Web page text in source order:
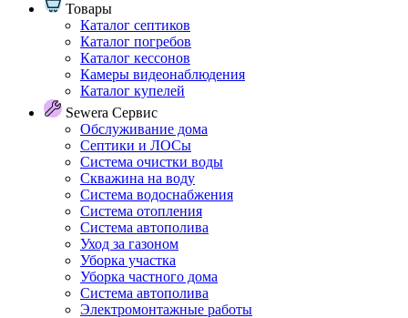
Товары
Каталог септиков
Каталог погребов
Каталог кессонов
Камеры видеонаблюдения
Каталог купелей
Sewera Сервис
Обслуживание дома
Септики и ЛОСы
Система очистки воды
Скважина на воду
Система водоснабжения
Система отопления
Система автополива
Уход за газоном
Уборка участка
Уборка частного дома
Система автополива
Электромонтажные работы